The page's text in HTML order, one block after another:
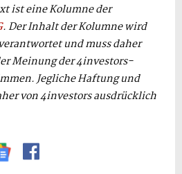
ist eine Kolumne der
. Der Inhalt der Kolumne wird
und muss daher
Meinung der 4investors-
Jegliche Haftung und
von 4investors ausdrücklich